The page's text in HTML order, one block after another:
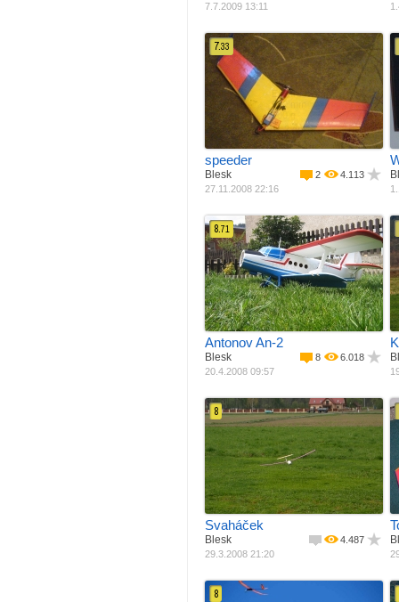
7.7.2009 13:11
Materiál
EPP, EPS, Depron
Pohon
Elektro motor
Rozpětí
680 mm
300 g
Plocha křídla 11.2 dm2
7.33
speeder
2 4.113
Blesk
27.11.2008 22:16
Materiál
Balza + potah
Pohon
Elektro motor
Rozpětí
1380 mm
Délka
1080 mm
Váha
2600 g
8.71
Antonov An-2
8 6.018
Blesk
20.4.2008 09:57
Materiál
Balza + potah
Pohon
Bez pohonu
Rozpětí
1200 mm
Délka
750 mm
Váha
400 g
8
Svaháček
4.487
Blesk
29.3.2008 21:20
8